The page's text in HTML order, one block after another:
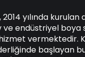
yılında kurulan
endüstriyel boya
vermektedir.
başlayan